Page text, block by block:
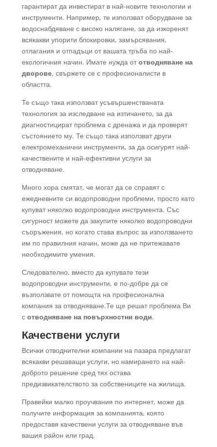
гарантират да инвестират в най-новите технологии и
инструменти. Например, те използват оборудване за
водоснабдяване с високо налягане, за да изкоренят
всякакви упорити блокировки, замърсявания,
отлагания и отпадъци от вашата тръба по най-
екологичния начин. Имате нужда ототводняване на
дворове, свържете се с професионалисти в
областта.
Те също така използват усъвършенстваната
технология за изследване на изтичането, за да
диагностицират проблема с дренажа и да проверят
състоянието му. Те също така използват други
електромеханични инструменти, за да осигурят най-
качествените и най-ефективни услуги за
отводняване.
Много хора смятат, че могат да се справят с
ежедневните си водопроводни проблеми, просто като
купуват няколко водопроводни инструмента. Със
сигурност можете да закупите няколко водопроводни
съоръжения, но когато става въпрос за използването
им по правилния начин, може да не притежавате
необходимите умения.
Следователно, вместо да купувате тези
водопроводни инструменти, е по-добре да се
възползвате от помощта на професионална
компания за отводняване.Те ще решат проблема Ви
с отводняване на повърхностни води.
Качествени услуги
Всички отводнителни компании на пазара предлагат
всякакви решаващи услуги, но намирането на най-
доброто решение сред тях остава
предизвикателството за собствениците на жилища.
Правейки малко проучвания по интернет, може да
получите информация за компанията, която
предоставя качествени услуги за отводняване във
вашия район или град.